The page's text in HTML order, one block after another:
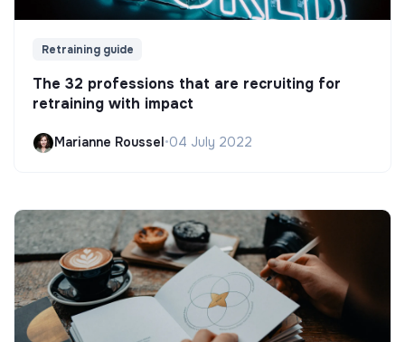
Retraining guide
The 32 professions that are recruiting for
retraining with impact
Marianne Roussel •04 July 2022